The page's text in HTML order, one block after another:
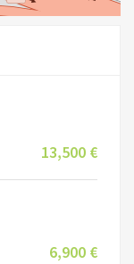
13,500 €
6,900 €